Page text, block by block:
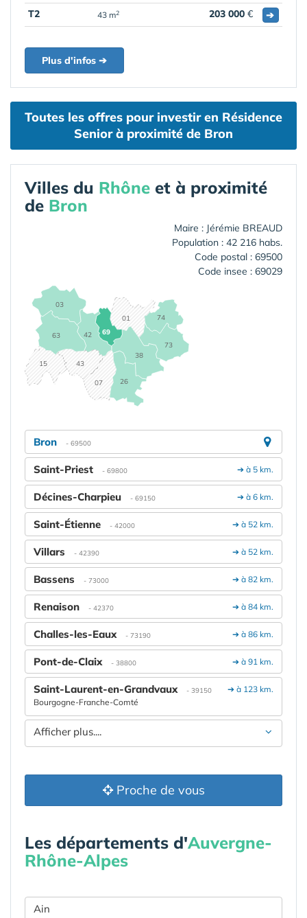
T2
43 m2 203 000 € ➔
Plus d'infos ➔
Toutes les offres pour investir en Résidence
Senior à proximité de Bron
Villes du Rhône et à proximité
de Bron
Maire : Jérémie BREAUD
Population : 42 216 habs.
Code postal : 69500
Code insee : 69029
01
03
07
15
26
38
42
43
63
69
73
74
Bron - 69500
➔ à 5 km.
Saint-Priest - 69800
➔ à 6 km.
Décines-Charpieu - 69150
➔ à 52 km.
Saint-Étienne - 42000
➔ à 52 km.
Villars - 42390
➔ à 82 km.
Bassens - 73000
➔ à 84 km.
Renaison - 42370
➔ à 86 km.
Challes-les-Eaux - 73190
➔ à 91 km.
Pont-de-Claix - 38800
➔ à 123 km.
Saint-Laurent-en-Grandvaux - 39150
Bourgogne-Franche-Comté
Afficher plus....
Proche de vous
Les départements d'Auvergne-
Rhône-Alpes
Ain